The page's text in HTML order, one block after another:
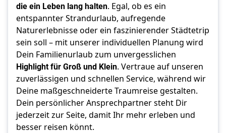
die ein Leben lang halten. Egal, ob es ein
entspannter Strandurlaub, aufregende
Naturerlebnisse oder ein faszinierender Städtetrip
sein soll – mit unserer individuellen Planung wird
Dein Familienurlaub zum unvergesslichen
Highlight für Groß und Klein. Vertraue auf unseren
zuverlässigen und schnellen Service, während wir
Deine maßgeschneiderte Traumreise gestalten.
Dein persönlicher Ansprechpartner steht Dir
jederzeit zur Seite, damit Ihr mehr erleben und
besser reisen könnt.